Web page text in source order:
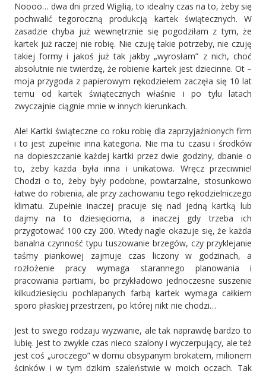
Noooo… dwa dni przed Wigilią, to idealny czas na to, żeby się
pochwalić tegoroczną produkcją kartek świątecznych. W
zasadzie chyba już wewnętrznie się pogodziłam z tym, że
kartek już raczej nie robię. Nie czuję takie potrzeby, nie czuję
takiej formy i jakoś już tak jakby „wyrosłam” z nich, choć
absolutnie nie twierdzę, że robienie kartek jest dziecinne. Ot –
moja przygoda z papierowym rękodziełem zaczęła się 10 lat
temu od kartek świątecznych właśnie i po tylu latach
zwyczajnie ciągnie mnie w innych kierunkach.
Ale! Kartki świąteczne co roku robię dla zaprzyjaźnionych firm
i to jest zupełnie inna kategoria. Nie ma tu czasu i środków
na dopieszczanie każdej kartki przez dwie godziny, dbanie o
to, żeby każda była inna i unikatowa. Wręcz przeciwnie!
Chodzi o to, żeby były podobne, powtarzalne, stosunkowo
łatwe do robienia, ale przy zachowaniu tego rękodzielniczego
klimatu. Zupełnie inaczej pracuje się nad jedną kartką lub
dajmy na to dziesięcioma, a inaczej gdy trzeba ich
przygotować 100 czy 200. Wtedy nagle okazuje się, że każda
banalna czynność typu tuszowanie brzegów, czy przyklejanie
taśmy piankowej zajmuje czas liczony w godzinach, a
rozłożenie pracy wymaga starannego planowania i
pracowania partiami, bo przykładowo jednoczesne suszenie
kilkudziesięciu pochlapanych farbą kartek wymaga całkiem
sporo płaskiej przestrzeni, po której nikt nie chodzi…
Jest to swego rodzaju wyzwanie, ale tak naprawdę bardzo to
lubię. Jest to zwykle czas nieco szalony i wyczerpujący, ale też
jest coś „uroczego” w domu obsypanym brokatem, milionem
ścinków i w tym dzikim szaleństwie w moich oczach. Tak